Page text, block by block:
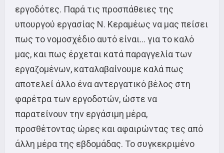
εργοδότες. Παρά τις προσπάθειες της
υπουργού εργασίας Ν. Κεραμέως να μας πείσει
πως το νομοσχέδιο αυτό είναι… για το καλό
μας, και πως έρχεται κατά παραγγελία των
εργαζομένων, καταλαβαίνουμε καλά πως
αποτελεί άλλο ένα αντεργατικό βέλος στη
φαρέτρα των εργοδοτών, ώστε να
παρατείνουν την εργάσιμη μέρα,
προσθέτοντας ώρες και αφαιρώντας τες από
άλλη μέρα της εβδομάδας. Το συγκεκριμένο